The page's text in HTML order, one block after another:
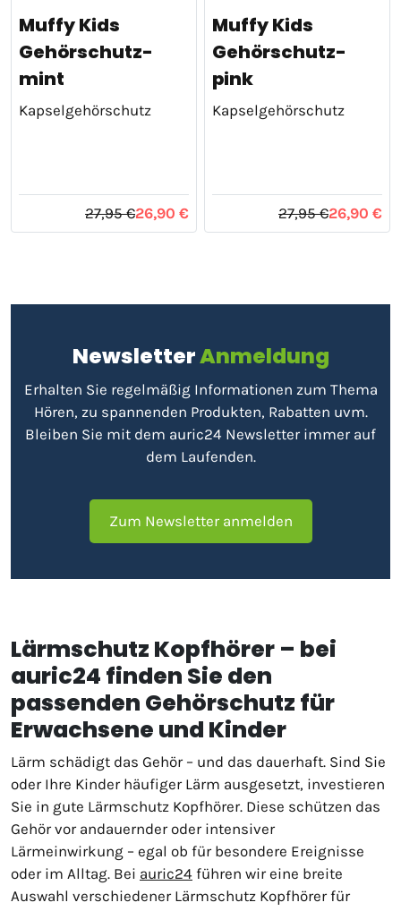
Muffy Kids
Gehörschutz-
mint
Kapselgehörschutz
27,95 €26,90 €
Muffy Kids
Gehörschutz-
pink
Kapselgehörschutz
27,95 €26,90 €
NewsletterAnmeldung
Erhalten Sie regelmäßig Informationen zum Thema
Hören, zu spannenden Produkten, Rabatten uvm.
Bleiben Sie mit dem auric24 Newsletter immer auf
dem Laufenden.
Zum Newsletter anmelden
Lärmschutz Kopfhörer – bei
auric24 finden Sie den
passenden Gehörschutz für
Erwachsene und Kinder
Lärm schädigt das Gehör – und das dauerhaft. Sind Sie
oder Ihre Kinder häufiger Lärm ausgesetzt, investieren
Sie in gute Lärmschutz Kopfhörer. Diese schützen das
Gehör vor andauernder oder intensiver
Lärmeinwirkung – egal ob für besondere Ereignisse
oder im Alltag. Bei auric24 führen wir eine breite
Auswahl verschiedener Lärmschutz Kopfhörer für